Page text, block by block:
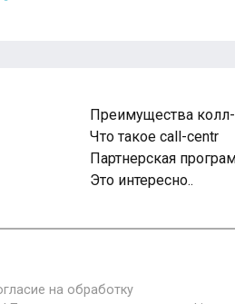
Преимущества
Что такое call-centr
Партнерская
Это интересно..
на обработку